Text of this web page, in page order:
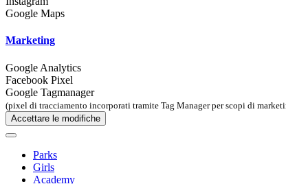
Google Maps
Marketing
Google Analytics
Facebook Pixel
Google Tagmanager
(pixel di tracciamento incorporati tramite Tag Manager per scopi di
Accettare le modifiche
Parks
Girls
Academy